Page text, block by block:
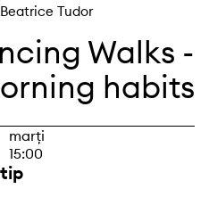
Beatrice Tudor
marți
15:00